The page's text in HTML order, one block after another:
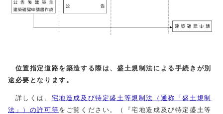
位置指定道路を築造する際は、盛土規制法による手続きが別
途必要となります。
詳しくは、 宅地造成及び特定盛土等規制法（通称「盛土規制
法」）の許可等をご覧ください。（『宅地造成及び特定盛土等